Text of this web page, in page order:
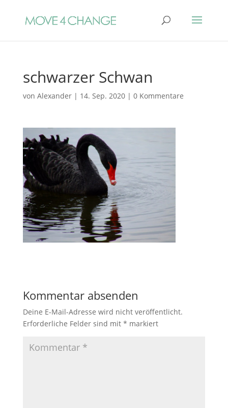
schwarzer Schwan
von Alexander| 14. Sep. 2020| 0 Kommentare
Kommentar absenden
Deine E-Mail-Adresse wird nicht veröffentlicht.
Erforderliche Felder sind mit * markiert